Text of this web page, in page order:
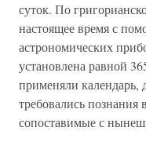
суток. По
настоящее время с
астрономических
установлена равной
применяли календарь,
требовались
сопоставимые с